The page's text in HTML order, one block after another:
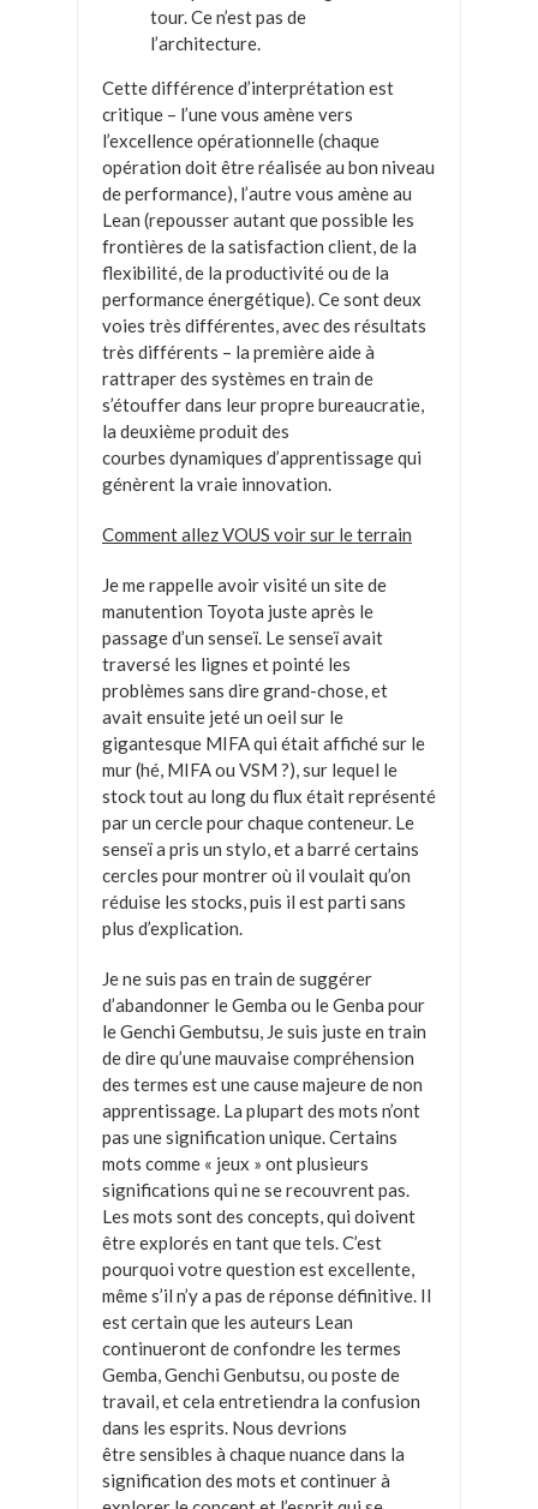
tour. Ce n’est pas de
l’architecture.
Cette différence d’interprétation est
critique – l’une vous amène vers
l’excellence opérationnelle (chaque
opération doit être réalisée au bon niveau
de performance), l’autre vous amène au
Lean (repousser autant que possible les
frontières de la satisfaction client, de la
flexibilité, de la productivité ou de la
performance énergétique). Ce sont deux
voies très différentes, avec des résultats
très différents – la première aide à
rattraper des systèmes en train de
s’étouffer dans leur propre bureaucratie,
la deuxième produit des
courbes dynamiques d’apprentissage qui
génèrent la vraie innovation.
Comment allez VOUS voir sur le terrain
Je me rappelle avoir visité un site de
manutention Toyota juste après le
passage d’un senseï. Le senseï avait
traversé les lignes et pointé les
problèmes sans dire grand-chose, et
avait ensuite jeté un oeil sur le
gigantesque MIFA qui était affiché sur le
mur (hé, MIFA ou VSM ?), sur lequel le
stock tout au long du flux était représenté
par un cercle pour chaque conteneur. Le
senseï a pris un stylo, et a barré certains
cercles pour montrer où il voulait qu’on
réduise les stocks, puis il est parti sans
plus d’explication.
Je ne suis pas en train de suggérer
d’abandonner le Gemba ou le Genba pour
le Genchi Gembutsu, Je suis juste en train
de dire qu’une mauvaise compréhension
des termes est une cause majeure de non
apprentissage. La plupart des mots n’ont
pas une signification unique. Certains
mots comme « jeux » ont plusieurs
significations qui ne se recouvrent pas.
Les mots sont des concepts, qui doivent
être explorés en tant que tels. C’est
pourquoi votre question est excellente,
même s’il n’y a pas de réponse définitive. Il
est certain que les auteurs Lean
continueront de confondre les termes
Gemba, Genchi Genbutsu, ou poste de
travail, et cela entretiendra la confusion
dans les esprits. Nous devrions
être sensibles à chaque nuance dans la
signification des mots et continuer à